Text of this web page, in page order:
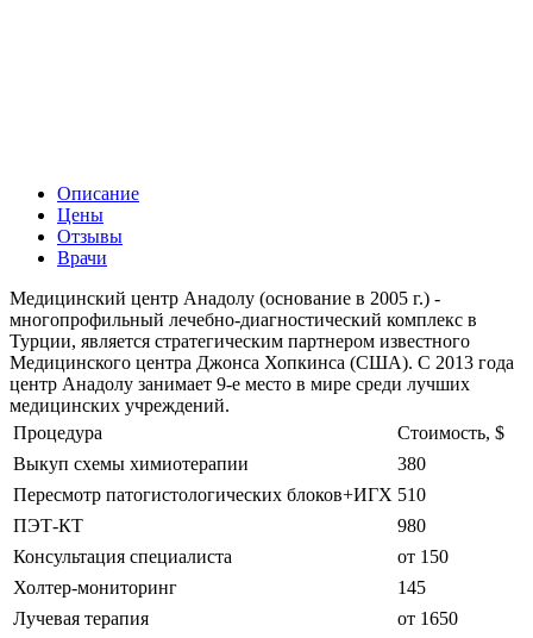
Описание
Цены
Отзывы
Врачи
Медицинский центр Анадолу (основание в 2005 г.) -
многопрофильный лечебно-диагностический комплекс в
Турции, является стратегическим партнером известного
Медицинского центра Джонса Хопкинса (США). С 2013 года
центр Анадолу занимает 9-е место в мире среди лучших
медицинских учреждений.
Процедура
Стоимость, $
Выкуп схемы химиотерапии
380
Пересмотр патогистологических блоков+ИГХ 510
ПЭТ-КТ
980
Консультация специалиста
от 150
Холтер-мониторинг
145
Лучевая терапия
от 1650